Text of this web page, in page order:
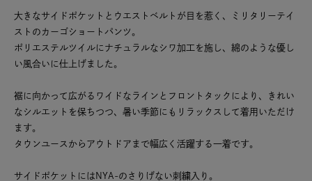
大きなサイドポケットとウエストベルトが目を惹く、ミリタリーテイ
ストのカーゴショートパンツ。
ポリエステルツイルにナチュラルなシワ加工を施し、綿のような優し
い風合いに仕上げました。
裾に向かって広がるワイドなラインとフロントタックにより、きれい
なシルエットを保ちつつ、暑い季節にもリラックスして着用いただけ
ます。
タウンユースからアウトドアまで幅広く活躍する一着です。
サイドポケットにはNYA-のさりげない刺繍入り。